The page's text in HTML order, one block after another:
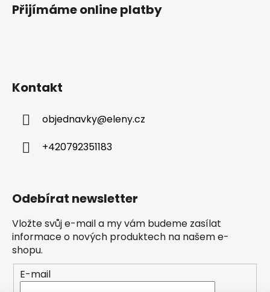
Přijímáme online platby
Kontakt
objednavky@eleny.cz
+420792351183
Odebírat newsletter
Vložte svůj e-mail a my vám budeme zasílat
informace o nových produktech na našem e-
shopu.
E-mail